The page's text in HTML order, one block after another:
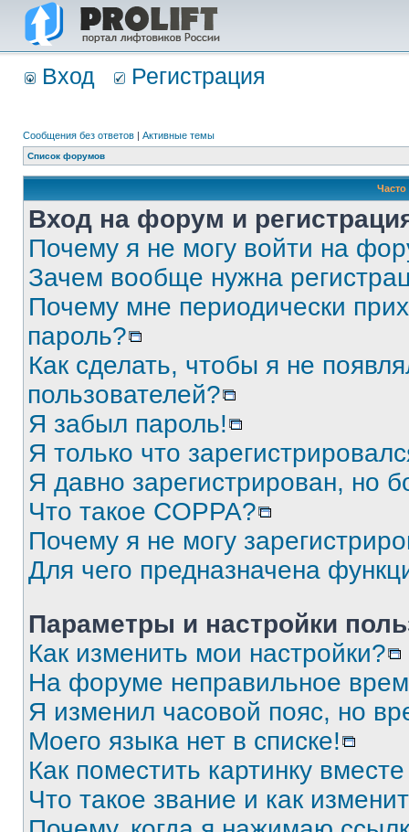
Вход Регистрация
Сообщения без ответов | Активные темы
Список форумов
Вход на форум и
Почему я не могу войти на
Зачем вообще нужна
Почему мне периодически
пароль?
Как сделать, чтобы я не
пользователей?
Я забыл пароль!
Я только что
Я давно зарегистрирован, но
Что такое COPPA?
Почему я не могу
Для чего предназначена
Параметры и настройки
Как изменить мои настройки?
На форуме неправильное
Я изменил часовой пояс, но
Моего языка нет в списке!
Как поместить картинку
Что такое звание и как